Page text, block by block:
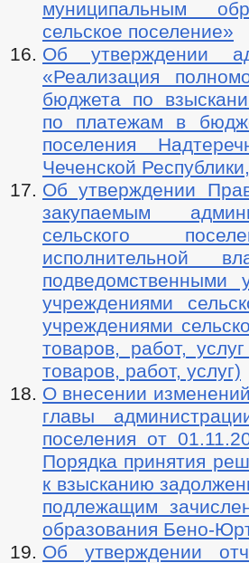
муниципальным
сельское поселение»
Об утверждении
«Реализация
бюджета по
по платежам в
поселения
Чеченской
Об утверждении
закупаемым
сельского
исполнительной
подведомственными
учреждениями
учреждениями
товаров, работ,
товаров, работ, услуг)
О внесении
главы
поселения от
Порядка принятия
к взысканию
подлежащим
образования Бено-
Об утверждении